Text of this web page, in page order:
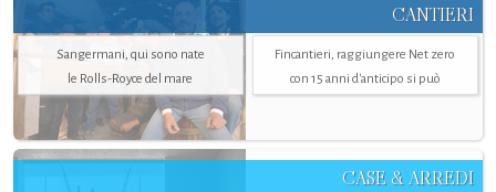
CANTIERI
Sangermani, qui sono nate
le Rolls-Royce del mare
Fincantieri, raggiungere Net zero
con 15 anni d'anticipo si può
CASE & ARREDI